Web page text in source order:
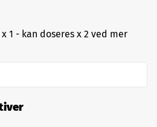
1 - kan doseres x 2 ved mer